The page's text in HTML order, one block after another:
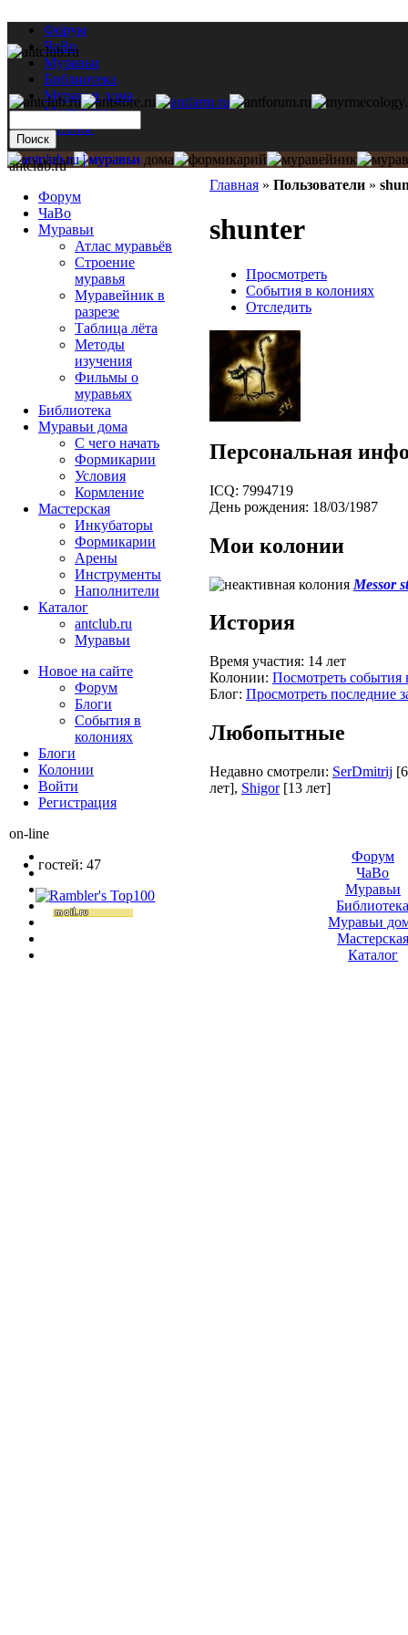
Форум
ЧаВо
Муравьи
Библиотека
Муравьи дома
Мастерская
Каталог
Главная » Пользователи »
shunter
Просмотреть
События в колониях
Отследить
Персональная
ICQ: 7994719
День рождения: 18/03/1987
Мои колонии
Messor
История
Время участия: 14 лет
Колонии: Посмотреть события
Блог: Просмотреть последние
Любопытные
Недавно смотрели: SerDmitrij
лет], Shigor [13 лет]
antclub.ru
Форум
ЧаВо
Муравьи
Атлас муравьёв
Строение
муравья
Муравейник в
разрезе
Таблица лёта
Методы
изучения
Фильмы о
муравьях
Библиотека
Муравьи дома
С чего начать
Формикарии
Условия
Кормление
Мастерская
Инкубаторы
Формикарии
Арены
Инструменты
Наполнители
Каталог
antclub.ru
Муравьи
Новое на сайте
Форум
Блоги
События в
колониях
Блоги
Колонии
Войти
Peгиcтpaция
on-line
гостей: 47
Форум
ЧаВо
Муравьи
Муравьи
Мастерская
Каталог